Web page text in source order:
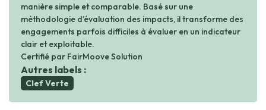
manière simple et comparable. Basé sur une
méthodologie d’évaluation des impacts, il transforme des
engagements parfois difficiles à évaluer en un indicateur
clair et exploitable.
Certifié par FairMoove Solution
Autres labels :
Clef Verte